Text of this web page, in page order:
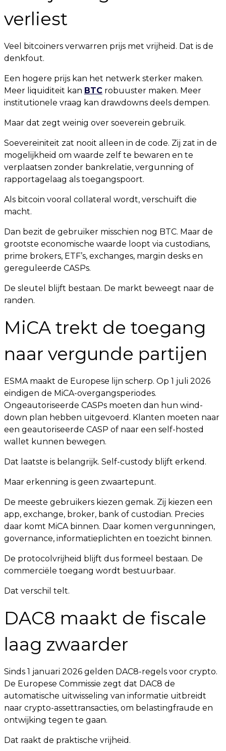
verliest
Veel bitcoiners verwarren prijs met vrijheid. Dat is de
denkfout.
Een hogere prijs kan het netwerk sterker maken.
Meer liquiditeit kan BTC robuuster maken. Meer
institutionele vraag kan drawdowns deels dempen.
Maar dat zegt weinig over soeverein gebruik.
Soevereiniteit zat nooit alleen in de code. Zij zat in de
mogelijkheid om waarde zelf te bewaren en te
verplaatsen zonder bankrelatie, vergunning of
rapportagelaag als toegangspoort.
Als bitcoin vooral collateral wordt, verschuift die
macht.
Dan bezit de gebruiker misschien nog BTC. Maar de
grootste economische waarde loopt via custodians,
prime brokers, ETF’s, exchanges, margin desks en
gereguleerde CASPs.
De sleutel blijft bestaan. De markt beweegt naar de
randen.
MiCA trekt de toegang
naar vergunde partijen
ESMA maakt de Europese lijn scherp. Op 1 juli 2026
eindigen de MiCA-overgangsperiodes.
Ongeautoriseerde CASPs moeten dan hun wind-
down plan hebben uitgevoerd. Klanten moeten naar
een geautoriseerde CASP of naar een self-hosted
wallet kunnen bewegen.
Dat laatste is belangrijk. Self-custody blijft erkend.
Maar erkenning is geen zwaartepunt.
De meeste gebruikers kiezen gemak. Zij kiezen een
app, exchange, broker, bank of custodian. Precies
daar komt MiCA binnen. Daar komen vergunningen,
governance, informatieplichten en toezicht binnen.
De protocolvrijheid blijft dus formeel bestaan. De
commerciële toegang wordt bestuurbaar.
Dat verschil telt.
DAC8 maakt de fiscale
laag zwaarder
Sinds 1 januari 2026 gelden DAC8-regels voor crypto.
De Europese Commissie zegt dat DAC8 de
automatische uitwisseling van informatie uitbreidt
naar crypto-assettransacties, om belastingfraude en
ontwijking tegen te gaan.
Dat raakt de praktische vrijheid.